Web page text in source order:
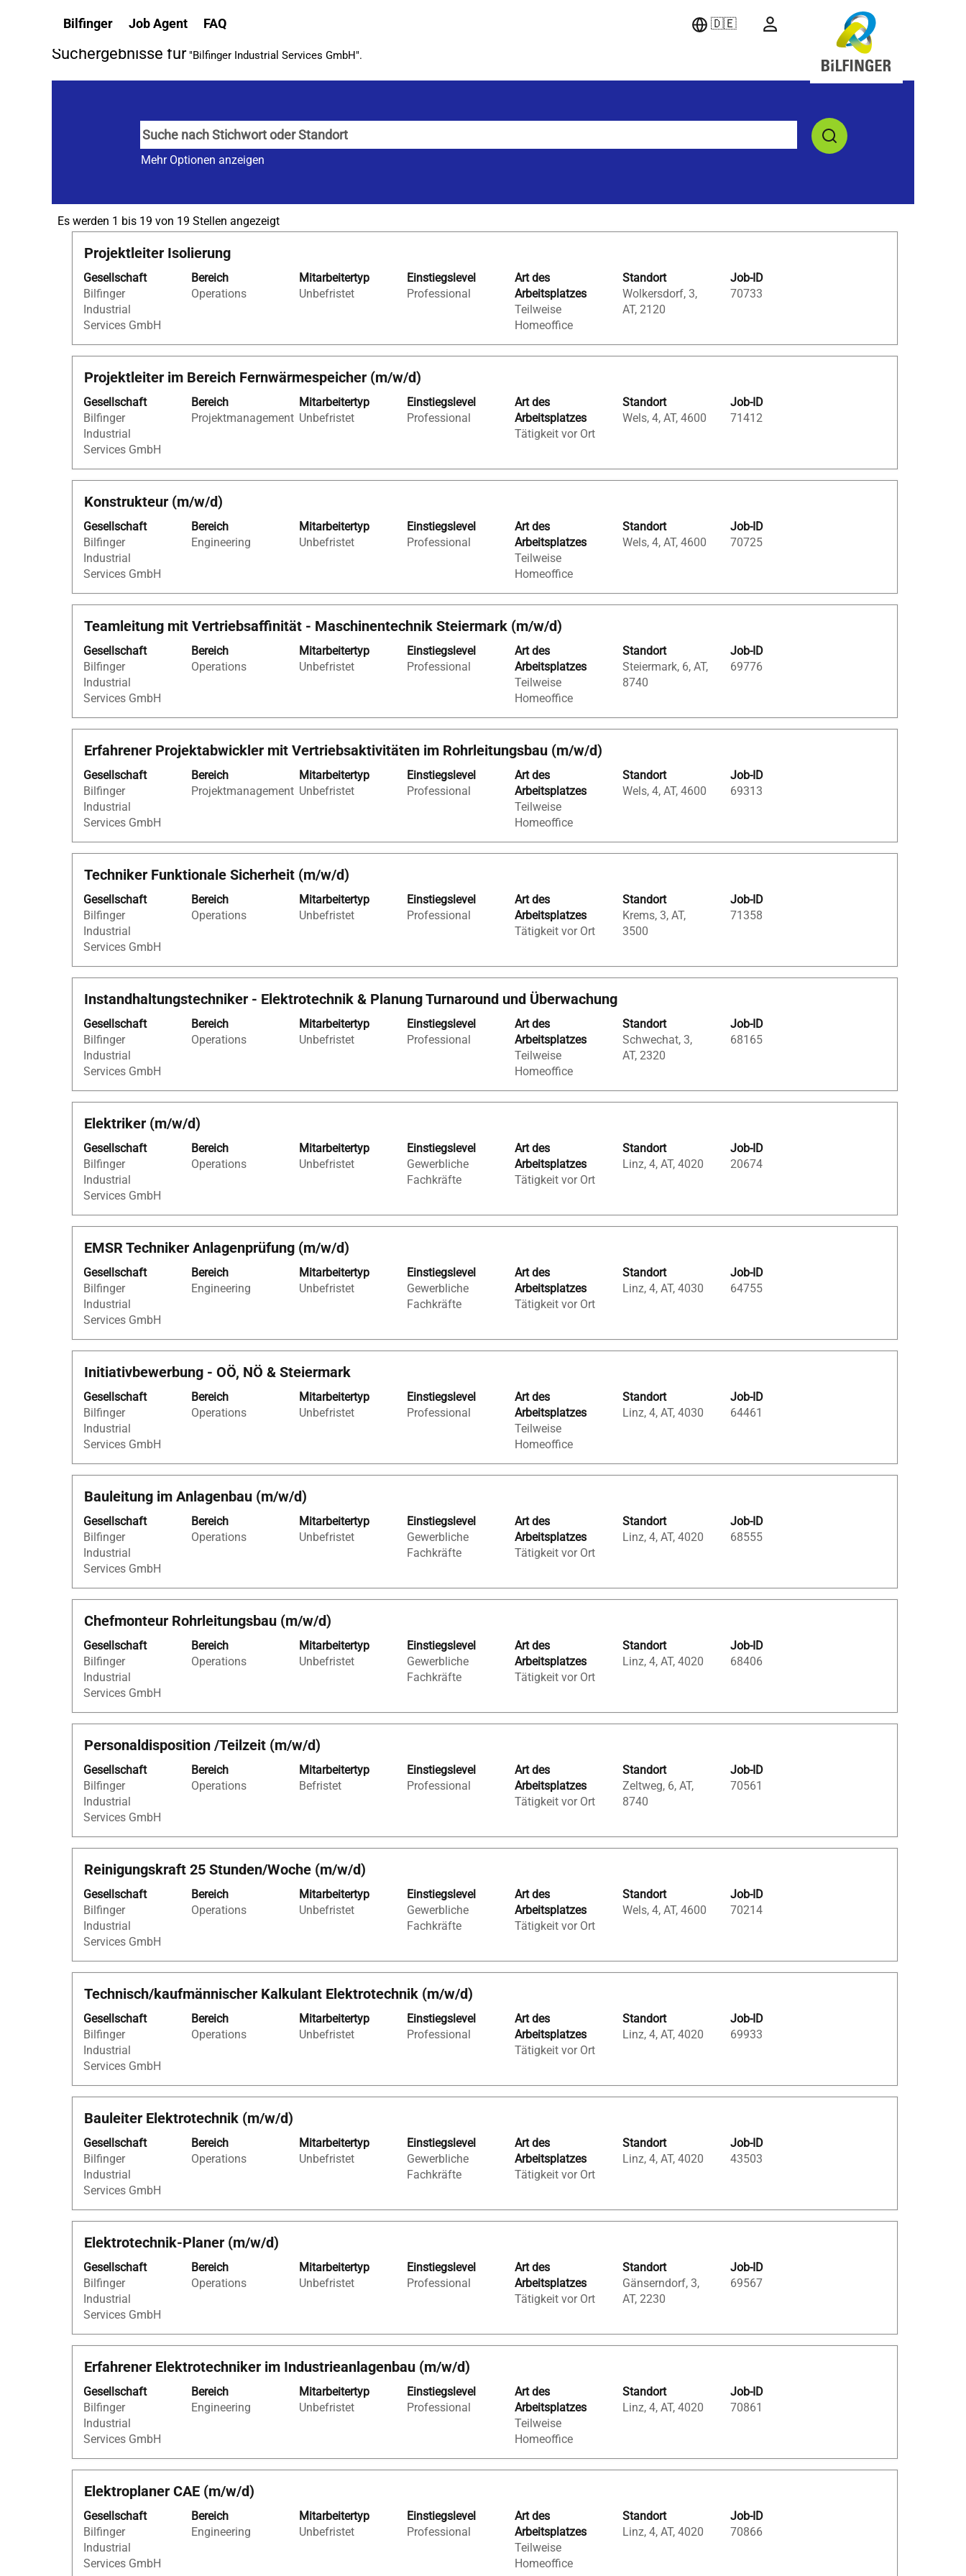
Bilfinger Job Agent FAQ 🇩🇪
Startseite bei Bilfinger
(aktuelle
Seite)
Suchergebnisse für"Bilfinger Industrial Services GmbH".
Mehr Optionen anzeigen
Es werden 1 bis 19 von 19 Stellen angezeigtSuchergebnisse
für
Services
GmbH".
1
19
Stellen
Sie
durch
Sie
Stelle
Details
anzuzeigen.
Stellenbezeichnung
Projektleiter Isolierung
Gesellschaft
Bilfinger
Industrial
Services GmbH
Bereich
Operations
Mitarbeitertyp
Unbefristet
Einstiegslevel
Professional
Art des
Arbeitsplatzes
Teilweise
Homeoffice
Standort
Wolkersdorf, 3,
AT, 2120
Job-ID
70733
Drücken
die
Leertaste,
um
die
Stelleninformationen
vollständig
anzuzeigen.
Stellenbezeichnung
Projektleiter im Bereich Fernwärmespeicher (m/w/d)
Gesellschaft
Bilfinger
Industrial
Services GmbH
Bereich
Projektmanagement
Mitarbeitertyp
Unbefristet
Einstiegslevel
Professional
Art des
Arbeitsplatzes
Tätigkeit vor Ort
Standort
Wels, 4, AT, 4600
Job-ID
71412
Drücken
die
Leertaste,
um
die
Stelleninformationen
vollständig
anzuzeigen.
Stellenbezeichnung
Konstrukteur (m/w/d)
Gesellschaft
Bilfinger
Industrial
Services GmbH
Bereich
Engineering
Mitarbeitertyp
Unbefristet
Einstiegslevel
Professional
Art des
Arbeitsplatzes
Teilweise
Homeoffice
Standort
Wels, 4, AT, 4600
Job-ID
70725
Drücken
die
Leertaste,
um
die
Stelleninformationen
vollständig
anzuzeigen.
Stellenbezeichnung
Teamleitung mit Vertriebsaffinität - Maschinentechnik Steiermark (m/w/d)
Gesellschaft
Bilfinger
Industrial
Services GmbH
Bereich
Operations
Mitarbeitertyp
Unbefristet
Einstiegslevel
Professional
Art des
Arbeitsplatzes
Teilweise
Homeoffice
Standort
Steiermark, 6, AT,
8740
Job-ID
69776
Drücken
die
Leertaste,
um
die
Stelleninformationen
vollständig
anzuzeigen.
Stellenbezeichnung
Erfahrener Projektabwickler mit Vertriebsaktivitäten im Rohrleitungsbau (m/w/d)
Gesellschaft
Bilfinger
Industrial
Services GmbH
Bereich
Projektmanagement
Mitarbeitertyp
Unbefristet
Einstiegslevel
Professional
Art des
Arbeitsplatzes
Teilweise
Homeoffice
Standort
Wels, 4, AT, 4600
Job-ID
69313
Drücken
die
Leertaste,
um
die
Stelleninformationen
vollständig
anzuzeigen.
Stellenbezeichnung
Techniker Funktionale Sicherheit (m/w/d)
Gesellschaft
Bilfinger
Industrial
Services GmbH
Bereich
Operations
Mitarbeitertyp
Unbefristet
Einstiegslevel
Professional
Art des
Arbeitsplatzes
Tätigkeit vor Ort
Standort
Krems, 3, AT,
3500
Job-ID
71358
Drücken
die
Leertaste,
um
die
Stelleninformationen
vollständig
anzuzeigen.
Stellenbezeichnung
Instandhaltungstechniker - Elektrotechnik & Planung Turnaround und Überwachung
Gesellschaft
Bilfinger
Industrial
Services GmbH
Bereich
Operations
Mitarbeitertyp
Unbefristet
Einstiegslevel
Professional
Art des
Arbeitsplatzes
Teilweise
Homeoffice
Standort
Schwechat, 3,
AT, 2320
Job-ID
68165
Drücken
die
Leertaste,
um
die
Stelleninformationen
vollständig
anzuzeigen.
Stellenbezeichnung
Elektriker (m/w/d)
Gesellschaft
Bilfinger
Industrial
Services GmbH
Bereich
Operations
Mitarbeitertyp
Unbefristet
Einstiegslevel
Gewerbliche
Fachkräfte
Art des
Arbeitsplatzes
Tätigkeit vor Ort
Standort
Linz, 4, AT, 4020
Job-ID
20674
Drücken
die
Leertaste,
um
die
Stelleninformationen
vollständig
anzuzeigen.
Stellenbezeichnung
EMSR Techniker Anlagenprüfung (m/w/d)
Gesellschaft
Bilfinger
Industrial
Services GmbH
Bereich
Engineering
Mitarbeitertyp
Unbefristet
Einstiegslevel
Gewerbliche
Fachkräfte
Art des
Arbeitsplatzes
Tätigkeit vor Ort
Standort
Linz, 4, AT, 4030
Job-ID
64755
Drücken
die
Leertaste,
um
die
Stelleninformationen
vollständig
anzuzeigen.
Stellenbezeichnung
Initiativbewerbung - OÖ, NÖ & Steiermark
Gesellschaft
Bilfinger
Industrial
Services GmbH
Bereich
Operations
Mitarbeitertyp
Unbefristet
Einstiegslevel
Professional
Art des
Arbeitsplatzes
Teilweise
Homeoffice
Standort
Linz, 4, AT, 4030
Job-ID
64461
Drücken
die
Leertaste,
um
die
Stelleninformationen
vollständig
anzuzeigen.
Stellenbezeichnung
Bauleitung im Anlagenbau (m/w/d)
Gesellschaft
Bilfinger
Industrial
Services GmbH
Bereich
Operations
Mitarbeitertyp
Unbefristet
Einstiegslevel
Gewerbliche
Fachkräfte
Art des
Arbeitsplatzes
Tätigkeit vor Ort
Standort
Linz, 4, AT, 4020
Job-ID
68555
Drücken
die
Leertaste,
um
die
Stelleninformationen
vollständig
anzuzeigen.
Stellenbezeichnung
Chefmonteur Rohrleitungsbau (m/w/d)
Gesellschaft
Bilfinger
Industrial
Services GmbH
Bereich
Operations
Mitarbeitertyp
Unbefristet
Einstiegslevel
Gewerbliche
Fachkräfte
Art des
Arbeitsplatzes
Tätigkeit vor Ort
Standort
Linz, 4, AT, 4020
Job-ID
68406
Drücken
die
Leertaste,
um
die
Stelleninformationen
vollständig
anzuzeigen.
Stellenbezeichnung
Personaldisposition /Teilzeit (m/w/d)
Gesellschaft
Bilfinger
Industrial
Services GmbH
Bereich
Operations
Mitarbeitertyp
Befristet
Einstiegslevel
Professional
Art des
Arbeitsplatzes
Tätigkeit vor Ort
Standort
Zeltweg, 6, AT,
8740
Job-ID
70561
Drücken
die
Leertaste,
um
die
Stelleninformationen
vollständig
anzuzeigen.
Stellenbezeichnung
Reinigungskraft 25 Stunden/Woche (m/w/d)
Gesellschaft
Bilfinger
Industrial
Services GmbH
Bereich
Operations
Mitarbeitertyp
Unbefristet
Einstiegslevel
Gewerbliche
Fachkräfte
Art des
Arbeitsplatzes
Tätigkeit vor Ort
Standort
Wels, 4, AT, 4600
Job-ID
70214
Drücken
die
Leertaste,
um
die
Stelleninformationen
vollständig
anzuzeigen.
Stellenbezeichnung
Technisch/kaufmännischer Kalkulant Elektrotechnik (m/w/d)
Gesellschaft
Bilfinger
Industrial
Services GmbH
Bereich
Operations
Mitarbeitertyp
Unbefristet
Einstiegslevel
Professional
Art des
Arbeitsplatzes
Tätigkeit vor Ort
Standort
Linz, 4, AT, 4020
Job-ID
69933
Drücken
die
Leertaste,
um
die
Stelleninformationen
vollständig
anzuzeigen.
Stellenbezeichnung
Bauleiter Elektrotechnik (m/w/d)
Gesellschaft
Bilfinger
Industrial
Services GmbH
Bereich
Operations
Mitarbeitertyp
Unbefristet
Einstiegslevel
Gewerbliche
Fachkräfte
Art des
Arbeitsplatzes
Tätigkeit vor Ort
Standort
Linz, 4, AT, 4020
Job-ID
43503
Drücken
die
Leertaste,
um
die
Stelleninformationen
vollständig
anzuzeigen.
Stellenbezeichnung
Elektrotechnik-Planer (m/w/d)
Gesellschaft
Bilfinger
Industrial
Services GmbH
Bereich
Operations
Mitarbeitertyp
Unbefristet
Einstiegslevel
Professional
Art des
Arbeitsplatzes
Tätigkeit vor Ort
Standort
Gänserndorf, 3,
AT, 2230
Job-ID
69567
Drücken
die
Leertaste,
um
die
Stelleninformationen
vollständig
anzuzeigen.
Stellenbezeichnung
Erfahrener Elektrotechniker im Industrieanlagenbau (m/w/d)
Gesellschaft
Bilfinger
Industrial
Services GmbH
Bereich
Engineering
Mitarbeitertyp
Unbefristet
Einstiegslevel
Professional
Art des
Arbeitsplatzes
Teilweise
Homeoffice
Standort
Linz, 4, AT, 4020
Job-ID
70861
Drücken
die
Leertaste,
um
die
Stelleninformationen
vollständig
anzuzeigen.
Stellenbezeichnung
Elektroplaner CAE (m/w/d)
Gesellschaft
Bilfinger
Industrial
Services GmbH
Bereich
Engineering
Mitarbeitertyp
Unbefristet
Einstiegslevel
Professional
Art des
Arbeitsplatzes
Teilweise
Homeoffice
Standort
Linz, 4, AT, 4020
Job-ID
70866
Drücken
die
Leertaste,
um
die